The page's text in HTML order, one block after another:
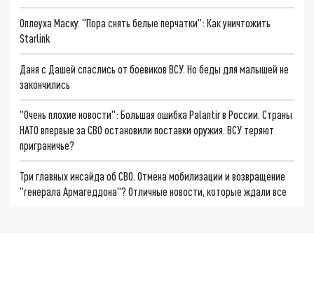
Оплеуха Маску. "Пора снять белые перчатки": Как уничтожить
Starlink
Даня с Дашей спаслись от боевиков ВСУ. Но беды для малышей не
закончились
"Очень плохие новости": Большая ошибка Palantir в России. Страны
НАТО впервые за СВО остановили поставки оружия. ВСУ теряют
приграничье?
Три главных инсайда об СВО. Отмена мобилизации и возвращение
"генерала Армагеддона"? Отличные новости, которые ждали все